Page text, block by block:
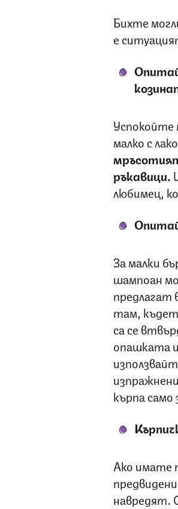
Бихте
е
малко с
ръкавици.
любимец,
За малки
шампоан
предлагат
там,
са се
опашката
кърпа само
Ако имате
навредят.